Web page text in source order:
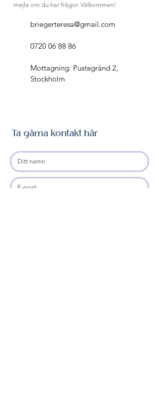
mejla om du har frågor. Välkommen!
briegerteresa@gmail.com
0720 06 88 86
Mottagning: Pustegränd 2,
Stockholm
Ta gärna kontakt här